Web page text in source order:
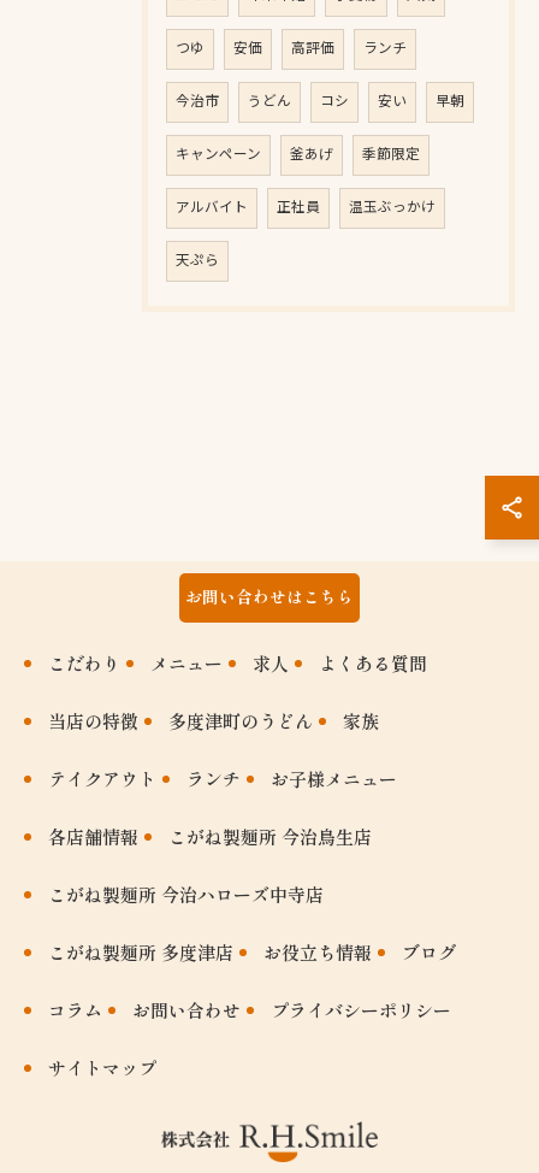
つゆ 安価 高評価 ランチ
今治市 うどん コシ 安い 早朝
キャンペーン 釜あげ 季節限定
アルバイト 正社員 温玉ぶっかけ
天ぷら
お問い合わせはこちら
こだわり メニュー 求人 よくある質問
当店の特徴 多度津町のうどん 家族
テイクアウト ランチ お子様メニュー
各店舗情報 こがね製麺所 今治鳥生店
こがね製麺所 今治ハローズ中寺店
こがね製麺所 多度津店 お役立ち情報 ブログ
コラム お問い合わせ プライバシーポリシー
サイトマップ